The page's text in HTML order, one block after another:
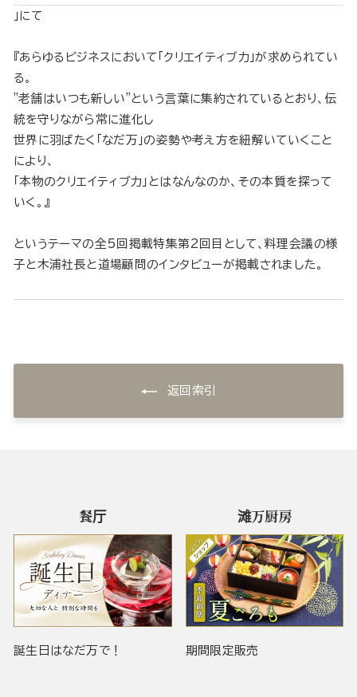
」にて
『あらゆるビジネスにおいて「クリエイティブ力」が求められてい
る。
"老舗はいつも新しい"という言葉に集約されているとおり、伝
統を守りながら常に進化し
世界に羽ばたく「なだ万」の姿勢や考え方を紐解いていくこと
により、
「本物のクリエイティブ力」とはなんなのか、その本質を探って
いく。』
というテーマの全5回掲載特集第2回目として、料理会議の様
子と木浦社長と道場顧問のインタビューが掲載されました。
返回索引
餐厅
誕生日はなだ万で！
滩万厨房
期間限定販売